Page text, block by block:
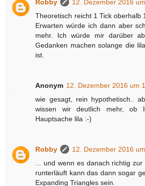
Robby
12. Dezember 2016
Theoretisch reicht 1 Tick oberhalb
Erwarten würde ich dann aber
mehr. Ich würde mir darüber
Gedanken machen solange die
ist.
Anonym 12. Dezember 2016 um
wie gesagt, rein hypothetisch..
wissen wir deutlich mehr, ob
Hauptsache lila :-)
Robby
12. Dezember 2016
... und wenn es danach richtig
runterläuft kann das dann sogar
Expanding Triangles sein.